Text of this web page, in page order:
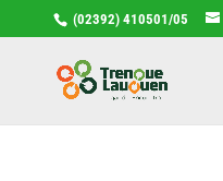
(02392) 410501/05